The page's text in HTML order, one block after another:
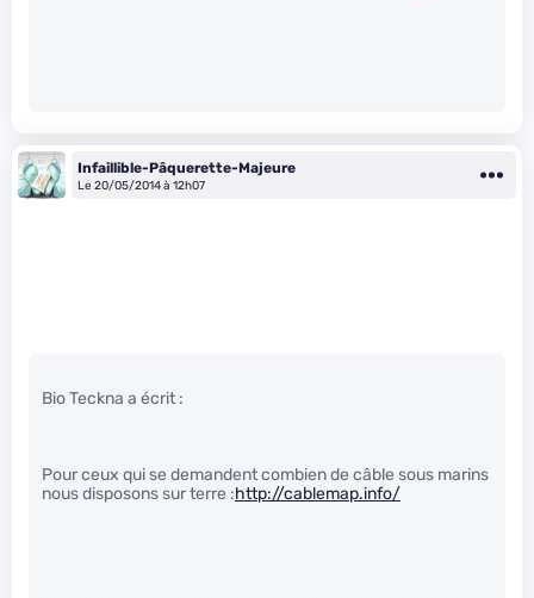
Infaillible-Pâquerette-Majeure
Le 20/05/2014 à 12h07
Bio Teckna a écrit :
Pour ceux qui se demandent combien de câble sous marins
nous disposons sur terre :http://cablemap.info/